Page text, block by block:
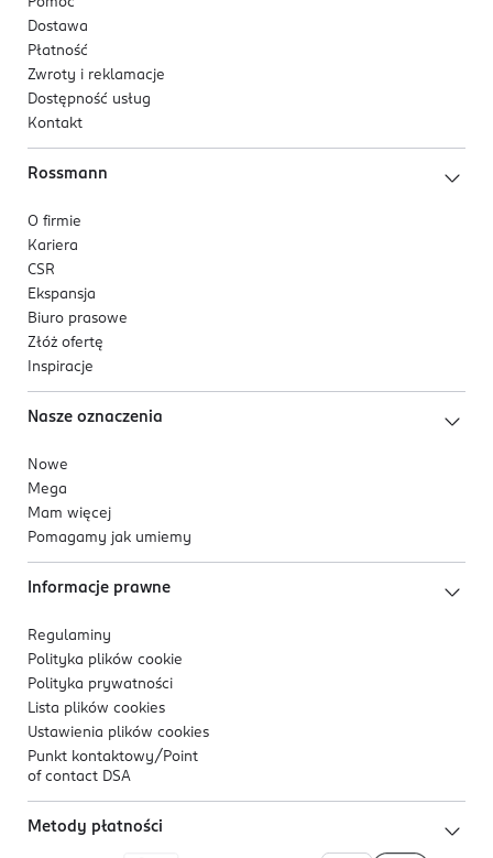
·Hipoalergiczna formuła
suchej, bardzo suchej i wrażliwej.
·Brak kompozycji zapachowej
·Tolerancja dermatologiczna potwierdzona
bezpieczeństwo stosowania.
osób z suchą, bardzo suchą oraz wrażliwą skórą, które
poszukują skutecznej pielęgnacji nawilżającej i
regenerującej, bez ryzyka podrażnień.
Dostawa
Płatność
Zwroty i reklamacje
Dostępność usług
Kontakt
Rossmann
O firmie
Kariera
CSR
Ekspansja
Biuro prasowe
Złóż ofertę
Inspiracje
Nasze oznaczenia
Nowe
Mega
Mam więcej
Pomagamy jak umiemy
Informacje prawne
Regulaminy
Polityka plików cookie
Polityka prywatności
Lista plików cookies
Ustawienia plików cookies
Punkt kontaktowy/ Point
of contact DSA
Metody płatności